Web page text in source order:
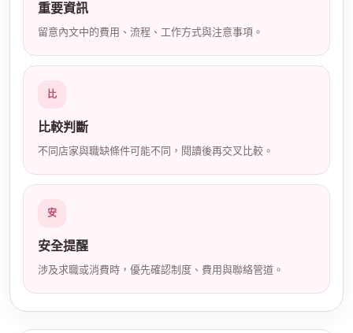
重要資訊
留意內文中的費用、流程、工作方式與注意事項。
比
比較判斷
不同店家與職缺條件可能不同，閱讀後再交叉比較。
安
安全提醒
涉及求職或消費時，優先確認制度、費用與聯絡管道。